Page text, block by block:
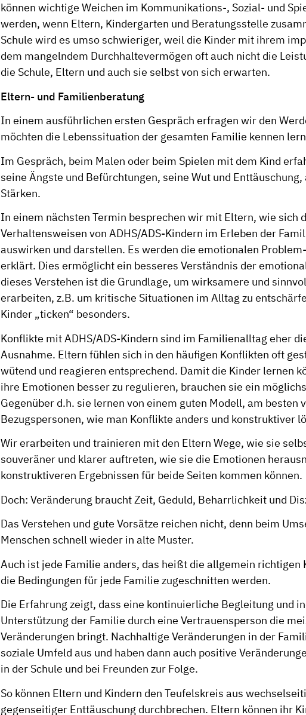
können wichtige Weichen im Kommunikations-, Sozial- und
werden, wenn Eltern, Kindergarten und Beratungsstelle
Schule wird es umso schwieriger, weil die Kinder mit ihrem
dem mangelndem Durchhaltevermögen oft auch nicht die
die Schule, Eltern und auch sie selbst von sich erwarten.
Eltern- und Familienberatung
In einem ausführlichen ersten Gespräch erfragen wir den
möchten die Lebenssituation der gesamten Familie kennen
Im Gespräch, beim Malen oder beim Spielen mit dem Kind
seine Ängste und Befürchtungen, seine Wut und
Stärken.
In einem nächsten Termin besprechen wir mit Eltern, wie sich
Verhaltensweisen von ADHS/ADS-Kindern im Erleben der
auswirken und darstellen. Es werden die emotionalen
erklärt. Dies ermöglicht ein besseres Verständnis der
dieses Verstehen ist die Grundlage, um wirksamere und
erarbeiten, z.B. um kritische Situationen im Alltag zu
Kinder „ticken“ besonders.
Konflikte mit ADHS/ADS-Kindern sind im Familienalltag eher
Ausnahme. Eltern fühlen sich in den häufigen Konflikten oft
wütend und reagieren entsprechend. Damit die Kinder lernen
ihre Emotionen besser zu regulieren, brauchen sie ein
Gegenüber d.h. sie lernen von einem guten Modell, am besten
Bezugspersonen, wie man Konflikte anders und konstruktiver
Wir erarbeiten und trainieren mit den Eltern Wege, wie sie
souveräner und klarer auftreten, wie sie die Emotionen
konstruktiveren Ergebnissen für beide Seiten kommen können.
Doch: Veränderung braucht Zeit, Geduld, Beharrlichkeit und
Das Verstehen und gute Vorsätze reichen nicht, denn beim
Menschen schnell wieder in alte Muster.
Auch ist jede Familie anders, das heißt die allgemein richtigen
die Bedingungen für jede Familie zugeschnitten werden.
Die Erfahrung zeigt, dass eine kontinuierliche Begleitung und
Unterstützung der Familie durch eine Vertrauensperson die
Veränderungen bringt. Nachhaltige Veränderungen in der
soziale Umfeld aus und haben dann auch positive
in der Schule und bei Freunden zur Folge.
So können Eltern und Kindern den Teufelskreis aus
gegenseitiger Enttäuschung durchbrechen. Eltern können ihr